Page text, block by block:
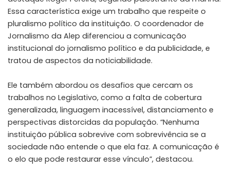
Essa característica exige um trabalho que respeite o
pluralismo político da instituição. O coordenador de
Jornalismo da Alep diferenciou a comunicação
institucional do jornalismo político e da publicidade, e
tratou de aspectos da noticiabilidade.
Ele também abordou os desafios que cercam os
trabalhos no Legislativo, como a falta de cobertura
generalizada, linguagem inacessível, distanciamento e
perspectivas distorcidas da população. “Nenhuma
instituição pública sobrevive com sobrevivência se a
sociedade não entende o que ela faz. A comunicação é
o elo que pode restaurar esse vínculo”, destacou.